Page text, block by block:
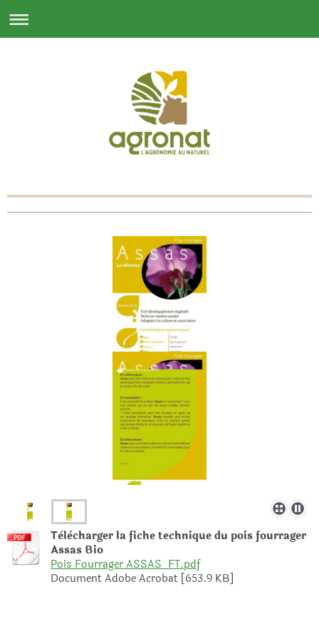
Tèlècharger la fiche technique du pois fourrager
Assas Bio
Pois Fourrager ASSAS_FT.pdf
Document Adobe Acrobat [653.9 KB]